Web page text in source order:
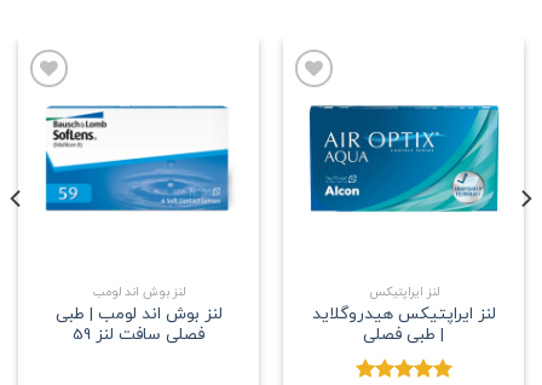
مندی
لنز ایراپتیکس
لنز ایراپتیکس هیدروگلاید
| طبی فصلی
علاقه
مندی
لنز بوش اند لومب
لنز بوش اند لومب | طبی
فصلی سافت لنز 59